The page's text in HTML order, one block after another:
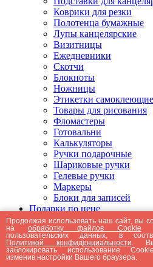
Коврики для резки
Полотенца бумажные
Лупы канцелярские
Визитницы
Ежедневники
Скотчи
Блокноты
Ножницы
Этикетки
Товары для рисования
Фломастеры
Готовальни
Калькуляторы
Ручки подарочные
Шариковые ручки
Гелевые ручки
Маркеры
Блоки для записей
Подарки по цене
Подарки от 5000
Подарки до 5000
Подарки до 3000
Подарки до 2000
Подарки до 1000 рублей
Продолжая использовать наш сайт, вы
наобработку файлов Cookie и
пользовательских данных, в
Политикой конфиденциальности .
заблокировать использование
изменив настройки Вашего браузера.